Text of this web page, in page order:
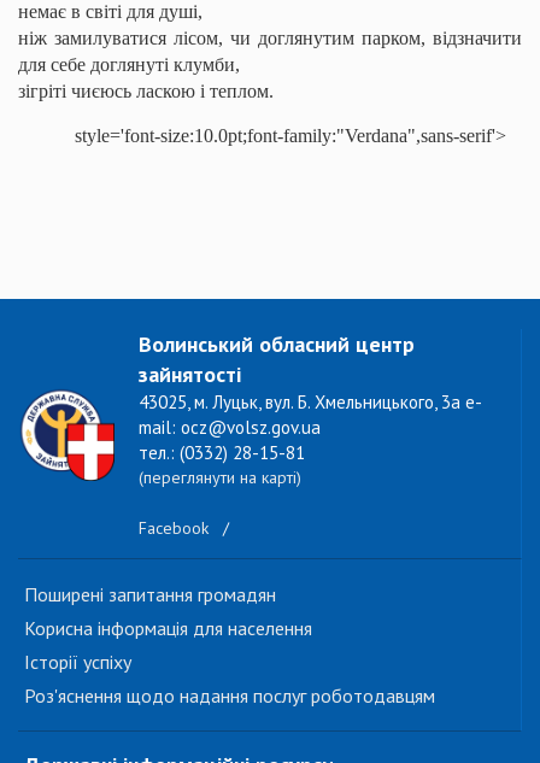
немає в світі для душі,
ніж замилуватися лісом, чи доглянутим парком, відзначити
для себе доглянуті клумби,
зігріті чиєюсь ласкою і теплом.
style='font-size:10.0pt;font-family:"Verdana",sans-serif'>
Волинський обласний центр
зайнятості
43025, м. Луцьк, вул. Б. Хмельницького, 3а e-
mail: ocz@volsz.gov.ua
тел.: (0332) 28-15-81
(переглянути на карті)
Facebook /
Поширені запитання громадян
Корисна інформація для населення
Історії успіху
Роз'яснення щодо надання послуг роботодавцям